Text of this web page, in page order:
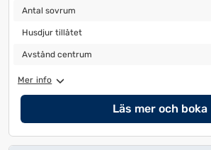
Antal sovrum
Antal sovrum
Husdjur tillåtet
Husdjur tillåtet
Avstånd centrum
Avstånd centrum
Mer info
Läs mer och boka